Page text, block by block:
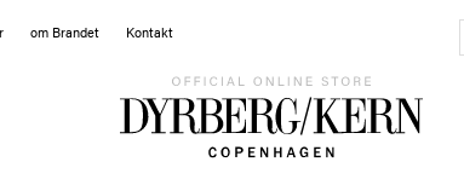
om Brandet Kontakt